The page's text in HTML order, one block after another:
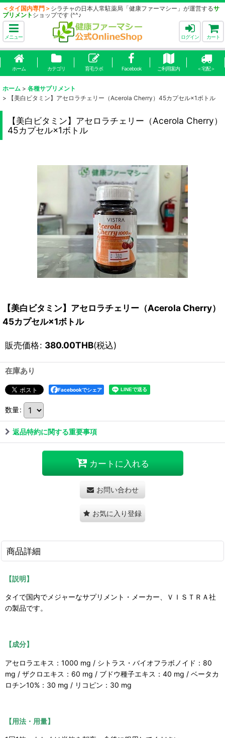
＜タイ国内専門＞ シラチャの日本人常駐薬局「健康ファーマシー」が運営するサ
プリメント ショップです (^^♪
メニュー ログイン カート
ホーム カテゴリ 育毛ラボ Facebook ご利用案内 ＜宅配＞
ホーム > 各種サプリメント
>
【美白ビタミン】アセロラチェリー（Acerola Cherry）45カプセル×1ボトル
【美白ビタミン】アセロラチェリー（Acerola Cherry）
45カプセル×1ボトル
【美白ビタミン】アセロラチェリー（Acerola Cherry）
45カプセル×1ボトル
販売価格: 380.00THB(税込)
在庫あり
Facebookでシェア
数量:
返品特約に関する重要事項
カートに入れる
お問い合わせ
お気に入り登録
商品詳細
【説明】
タイで国内でメジャーなサプリメント・メーカー、ＶＩＳＴＲＡ社
の製品です。
【成分】
アセロラエキス：1000 mg / シトラス・バイオフラボノイド：80
mg / ザクロエキス：60 mg / ブドウ種子エキス：40 mg / ベータカ
ロチン10%：30 mg / リコピン：30 mg
【用法・用量】